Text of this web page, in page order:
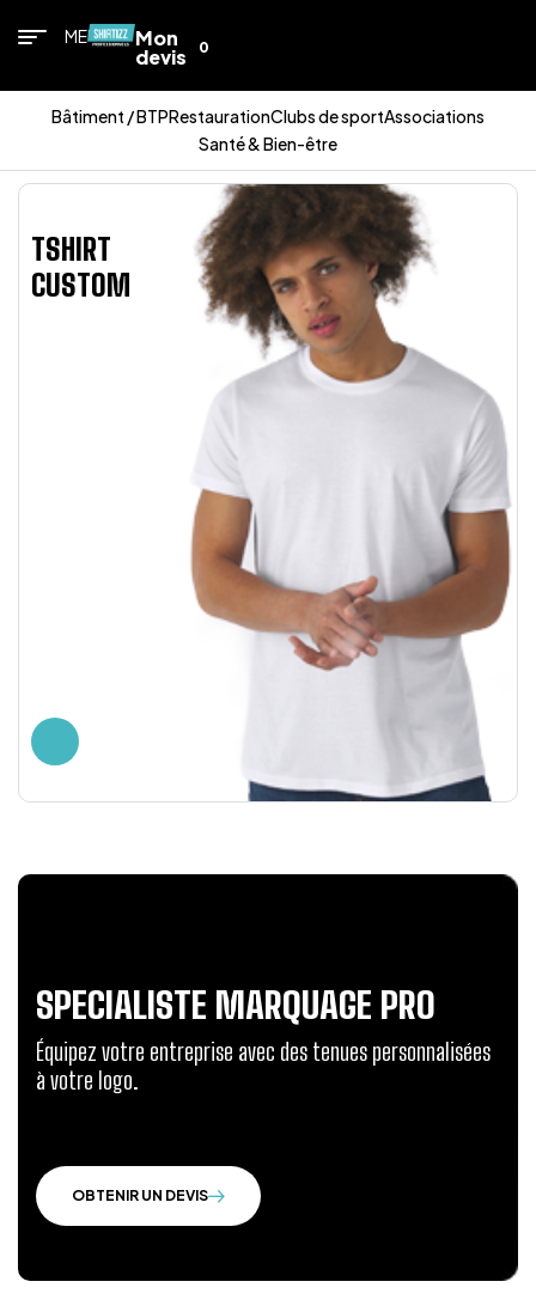
MENU Mon
devis 0
Bâtiment / BTPRestaurationClubs de sportAssociations
Santé & Bien-être
TSHIRT
CUSTOM
SPECIALISTE MARQUAGE PRO
Équipez votre entreprise avec des tenues personnalisées
à votre logo.
OBTENIR UN DEVIS